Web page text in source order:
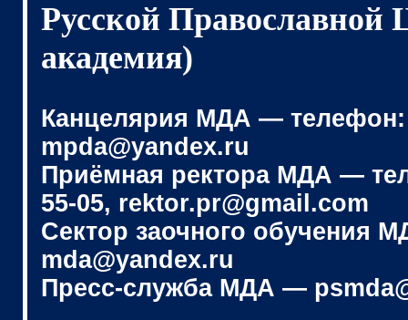
Русской Православной
академия)
Канцелярия МДА — телефон:
mpda@yandex.ru
Приёмная ректора МДА —
55-05, rektor.pr@gmail.com
Сектор заочного обучения
mda@yandex.ru
Пресс-служба МДА —